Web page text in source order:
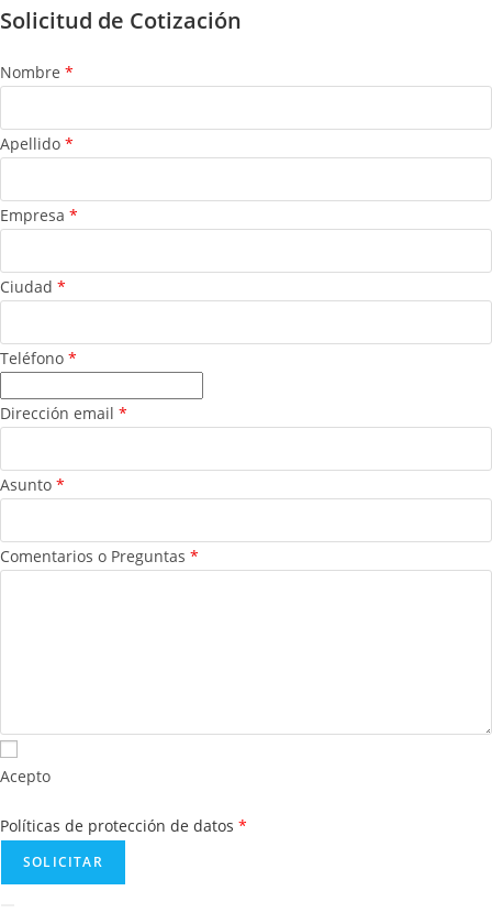
Solicitud de Cotización
Nombre *
Apellido *
Empresa *
Ciudad *
Teléfono *
Dirección email *
Asunto *
Comentarios o Preguntas *
Acepto
Políticas de protección de datos *